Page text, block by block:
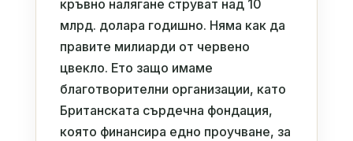
кръвно налягане струват над 10
млрд. долара годишно. Няма как да
правите милиарди от червено
цвекло. Ето защо имаме
благотворителни организации, като
Британската сърдечна фондация,
която финансира едно проучване, за